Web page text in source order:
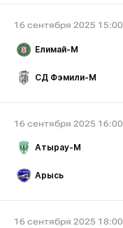
16 сентября 2025 15:00
Елимай-М
СД Фэмили-М
16 сентября 2025 16:00
Атырау-М
Арысь
16 сентября 2025 18:00